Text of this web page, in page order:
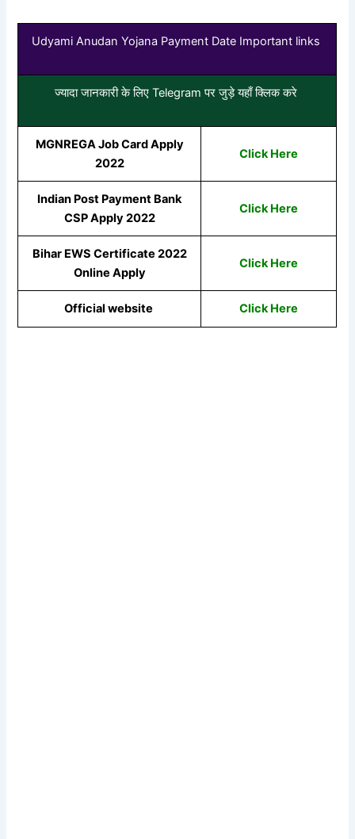
Udyami Anudan Yojana Payment Date Important links
ज्यादा जानकारी के लिए Telegram पर जुड़े यहाँ क्लिक करे
MGNREGA Job Card Apply
2022
Click Here
Indian Post Payment Bank
CSP Apply 2022
Click Here
Bihar EWS Certificate 2022
Online Apply
Click Here
Official website Click Here